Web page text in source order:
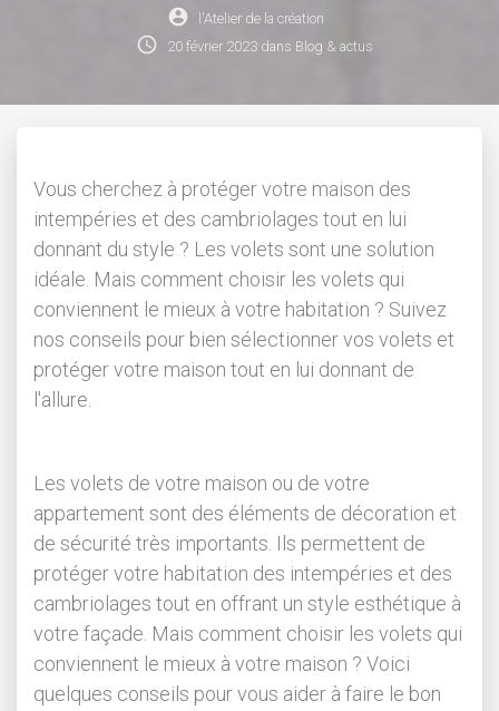
account_circle l'Atelier de la création
schedule 20 février 2023dans Blog & actus
Vous cherchez à protéger votre maison des
intempéries et des cambriolages tout en lui
donnant du style ? Les volets sont une solution
idéale. Mais comment choisir les volets qui
conviennent le mieux à votre habitation ? Suivez
nos conseils pour bien sélectionner vos volets et
protéger votre maison tout en lui donnant de
l'allure.
Les volets de votre maison ou de votre
appartement sont des éléments de décoration et
de sécurité très importants. Ils permettent de
protéger votre habitation des intempéries et des
cambriolages tout en offrant un style esthétique à
votre façade. Mais comment choisir les volets qui
conviennent le mieux à votre maison ? Voici
quelques conseils pour vous aider à faire le bon